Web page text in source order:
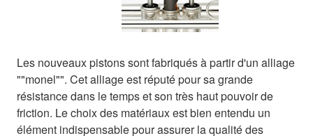
Les nouveaux pistons sont fabriqués à partir d'un alliage
""monel"". Cet alliage est réputé pour sa grande
résistance dans le temps et son très haut pouvoir de
friction. Le choix des matériaux est bien entendu un
élément indispensable pour assurer la qualité des